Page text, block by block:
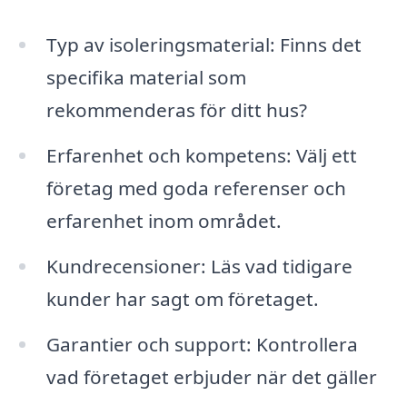
Typ av isoleringsmaterial: Finns det
specifika material som
rekommenderas för ditt hus?
Erfarenhet och kompetens: Välj ett
företag med goda referenser och
erfarenhet inom området.
Kundrecensioner: Läs vad tidigare
kunder har sagt om företaget.
Garantier och support: Kontrollera
vad företaget erbjuder när det gäller